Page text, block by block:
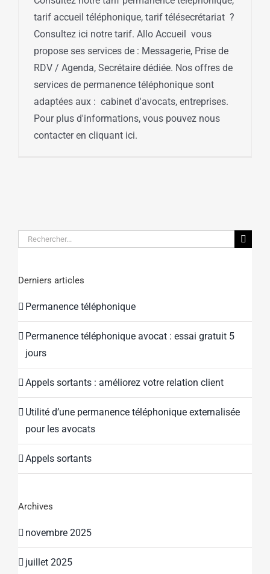
tarif accueil téléphonique, tarif télésecrétariat ?
Consultez ici notre tarif. Allo Accueil vous
propose ses services de : Messagerie, Prise de
RDV / Agenda, Secrétaire dédiée. Nos offres de
services de permanence téléphonique sont
adaptées aux : cabinet d'avocats, entreprises.
Pour plus d'informations, vous pouvez nous
contacter en cliquant ici.
Rechercher:
Derniers articles
Permanence téléphonique
Permanence téléphonique avocat : essai gratuit 5
jours
Appels sortants : améliorez votre relation client
Utilité d’une permanence téléphonique externalisée
pour les avocats
Appels sortants
Archives
novembre 2025
juillet 2025